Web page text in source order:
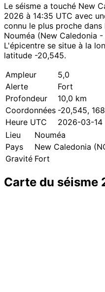
Le séisme a touché New
2026 à 14:35 UTC avec
connu le plus proche
Nouméa (New Caledonia
L'épicentre se situe à la
latitude -20,545.
Ampleur
5,0
Alerte
Fort
Profondeur
10,0 km
Coordonnées -20,545,
Heure UTC
2026-03-14
Lieu
Nouméa
Pays
New Caledonia
Gravité Fort
Carte du